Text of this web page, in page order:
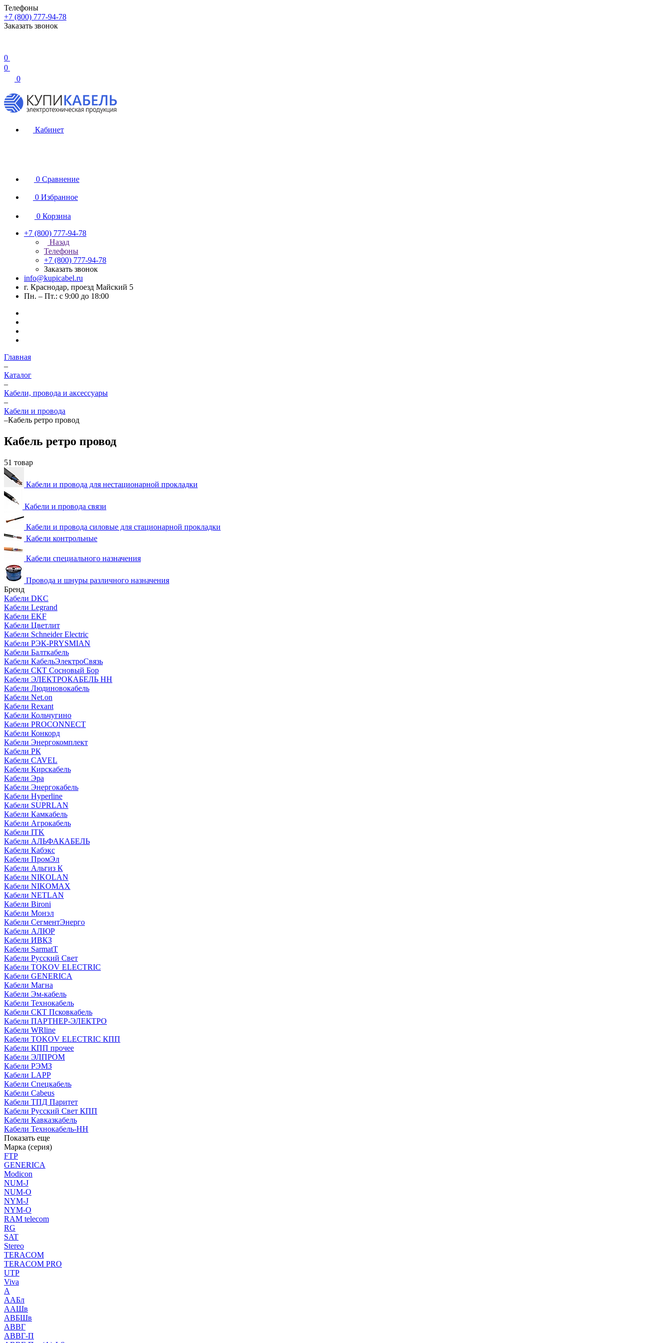
Телефоны
+7 (800) 777-94-78
Заказать звонок
0
0
0
Кабинет
0 Сравнение
0 Избранное
0 Корзина
+7 (800) 777-94-78
Назад
Телефоны
+7 (800) 777-94-78
Заказать звонок
info@kupicabel.ru
г. Краснодар, проезд Майский 5
Пн. – Пт.: с 9:00 до 18:00
Главная
–
Каталог
–
Кабели, провода и аксессуары
–
Кабели и провода
–Кабель ретро провод
Кабель ретро провод
51 товар
Кабели и провода для нестационарной прокладки
Кабели и провода связи
Кабели и провода силовые для стационарной прокладки
Кабели контрольные
Кабели специального назначения
Провода и шнуры различного назначения
Бренд
Кабели DKC
Кабели Legrand
Кабели EKF
Кабели Цветлит
Кабели Schneider Electric
Кабели РЭК-PRYSMIAN
Кабели Балткабель
Кабели КабельЭлектроСвязь
Кабели СКТ Сосновый Бор
Кабели ЭЛЕКТРОКАБЕЛЬ НН
Кабели Людиновокабель
Кабели Net.on
Кабели Rexant
Кабели Кольчугино
Кабели PROCONNECT
Кабели Конкорд
Кабели Энергокомплект
Кабели РК
Кабели CAVEL
Кабели Кирскабель
Кабели Эра
Кабели Энергокабель
Кабели Hyperline
Кабели SUPRLAN
Кабели Камкабель
Кабели Агрокабель
Кабели ITK
Кабели АЛЬФАКАБЕЛЬ
Кабели Кабэкс
Кабели ПромЭл
Кабели Альгиз К
Кабели NIKOLAN
Кабели NIKOMAX
Кабели NETLAN
Кабели Bironi
Кабели Монэл
Кабели СегментЭнерго
Кабели АЛЮР
Кабели ИВКЗ
Кабели SarmatT
Кабели Русский Свет
Кабели TOKOV ELECTRIC
Кабели GENERICA
Кабели Магна
Кабели Эм-кабель
Кабели Технокабель
Кабели СКТ Псковкабель
Кабели ПАРТНЕР-ЭЛЕКТРО
Кабели WRline
Кабели TOKOV ELECTRIC КПП
Кабели КПП прочее
Кабели ЭЛПРОМ
Кабели РЭМЗ
Кабели LAPP
Кабели Спецкабель
Кабели Cabeus
Кабели ТПД Паритет
Кабели Русский Свет КПП
Кабели Кавказкабель
Кабели Технокабель-НН
Показать еще
Марка (серия)
FTP
GENERICA
Modicon
NUM-J
NUM-O
NYM-J
NYM-O
RAM telecom
RG
SAT
Stereo
TERACOM
TERACOM PRO
UTP
Viva
А
ААБл
ААШв
АВБШв
АВВГ
АВВГ-П